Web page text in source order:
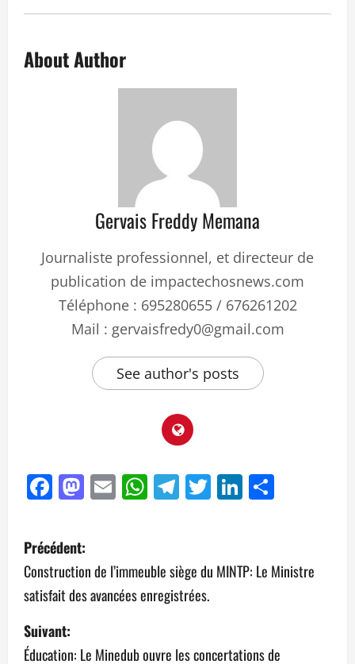
About Author
Gervais Freddy Memana
Journaliste professionnel, et directeur de
publication de impactechosnews.com
Téléphone : 695280655 / 676261202
Mail : gervaisfredy0@gmail.com
See author's posts
Facebook
Mastodon
EmailWhatsApp
Telegram
TwitterLinkedIn
Précédent:
Construction de l’immeuble siège du MINTP: Le Ministre
satisfait des avancées enregistrées.
Suivant:
Éducation: Le Minedub ouvre les concertations de